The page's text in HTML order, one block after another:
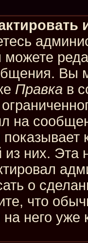
Вы
Правка в
на
них. Эта
о
что
него уже